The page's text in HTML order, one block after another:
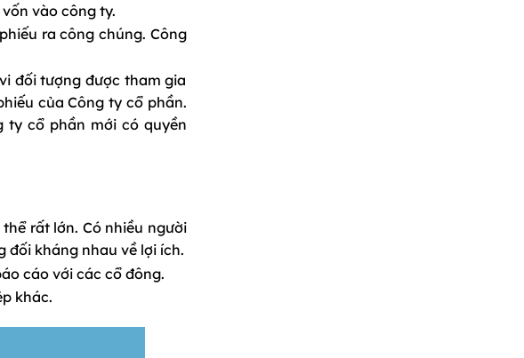
vào công ty.
ra công chúng. Công
đối tượng được tham gia
của Công ty cổ phần.
ty cổ phần mới có quyền
rất lớn. Có nhiều người
đối kháng nhau về lợi ích.
cáo với các cổ đông.
khác.